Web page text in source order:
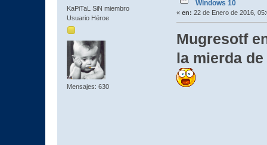
KaPiTaL SiN miembro
Usuario Héroe
Mensajes: 630
Windows 10
« en: 22 de Enero de 2016,
Mugresotf
la mierda